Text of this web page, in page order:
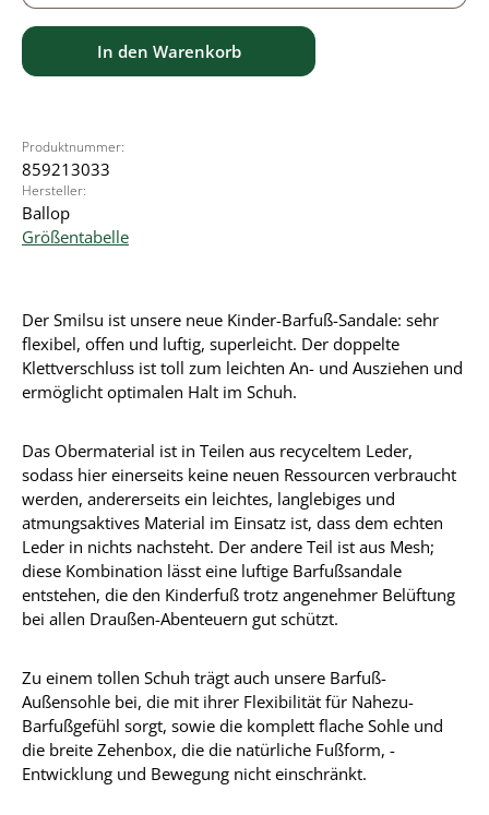
In den Warenkorb
Produktnummer:
859213033
Hersteller:
Ballop
Größentabelle
Der Smilsu ist unsere neue Kinder-Barfuß-Sandale: sehr
flexibel, offen und luftig, superleicht. Der doppelte
Klettverschluss ist toll zum leichten An- und Ausziehen und
ermöglicht optimalen Halt im Schuh.
Das Obermaterial ist in Teilen aus recyceltem Leder,
sodass hier einerseits keine neuen Ressourcen verbraucht
werden, andererseits ein leichtes, langlebiges und
atmungsaktives Material im Einsatz ist, dass dem echten
Leder in nichts nachsteht. Der andere Teil ist aus Mesh;
diese Kombination lässt eine luftige Barfußsandale
entstehen, die den Kinderfuß trotz angenehmer Belüftung
bei allen Draußen-Abenteuern gut schützt.
Zu einem tollen Schuh trägt auch unsere Barfuß-
Außensohle bei, die mit ihrer Flexibilität für Nahezu-
Barfußgefühl sorgt, sowie die komplett flache Sohle und
die breite Zehenbox, die die natürliche Fußform, -
Entwicklung und Bewegung nicht einschränkt.